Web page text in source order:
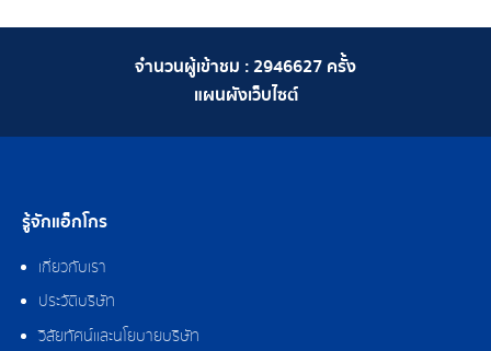
จำนวนผู้เข้าชม :2946627 ครั้ง
แผนผังเว็บไซต์
รู้จักแอ็กโกร
เกี่ยวกับเรา
ประวัติบริษัท
วิสัยทัศน์และนโยบายบริษัท